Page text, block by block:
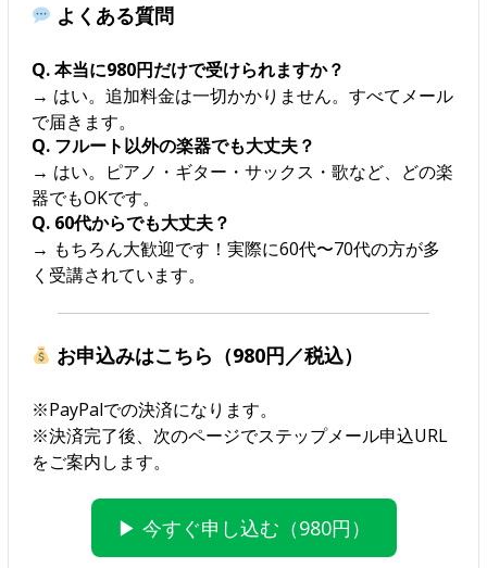
よくある質問
Q. 本当に980円だけで受けられますか？
→ はい。追加料金は一切かかりません。すべてメール
で届きます。
Q. フルート以外の楽器でも大丈夫？
→ はい。ピアノ・ギター・サックス・歌など、どの楽
器でもOKです。
Q. 60代からでも大丈夫？
→ もちろん大歓迎です！実際に60代〜70代の方が多
く受講されています。
お申込みはこちら（980円／税込）
※PayPalでの決済になります。
※決済完了後、次のページでステップメール申込URL
をご案内します。
▶ 今すぐ申し込む（980円）